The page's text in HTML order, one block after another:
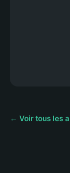
← Voir tous les